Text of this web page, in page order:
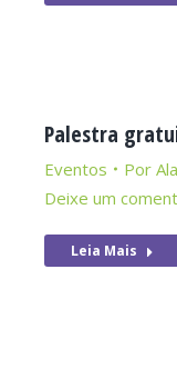
Palestra
Eventos Por
Deixe um
Leia Mais